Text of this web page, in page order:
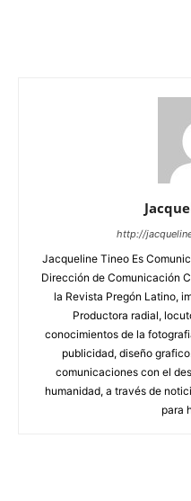
http://
Jacqueline Tineo Es
Dirección de Comunicación
la Revista Pregón Latino,
Productora radial,
conocimientos de la
publicidad, diseño
comunicaciones con el
humanidad, a través de
para